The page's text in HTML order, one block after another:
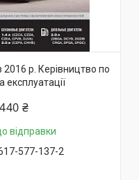
р. Керівництво по
експлуатації
₴
відправки
577-137-2